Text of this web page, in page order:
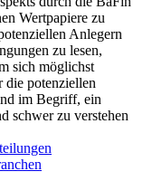
Wertpapiere zu
Anlegern
zu lesen,
sich möglichst
die potenziellen
im Begriff, ein
schwer zu verstehen